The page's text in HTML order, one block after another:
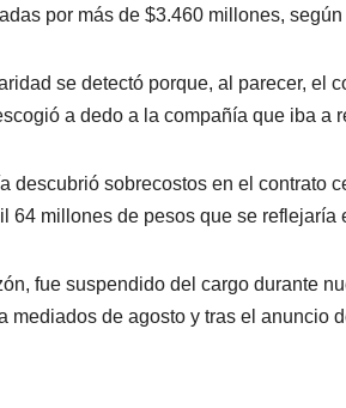
por más de $3.460 millones,
se detectó porque, al parecer, el
a dedo a la compañía que iba a
descubrió sobrecostos en el contrato
64 millones de pesos que se reflejaría
fue suspendido del cargo durante
mediados de agosto y tras el anuncio